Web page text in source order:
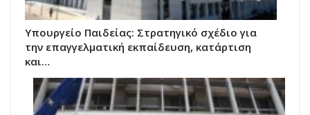
Υπουργείο Παιδείας: Στρατηγικό σχέδιο για
την επαγγελματική εκπαίδευση, κατάρτιση
και…